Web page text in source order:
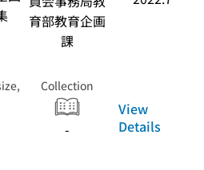
育部教育企画
課
Collection
-
View
Details